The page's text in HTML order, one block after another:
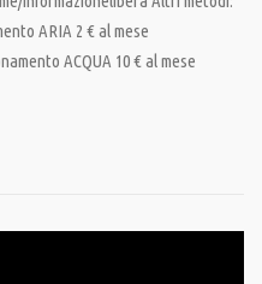
ARIA 2 € al mese
ACQUA 10 € al mese